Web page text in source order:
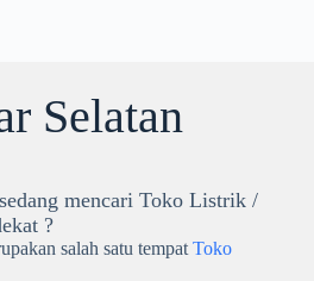
Selatan
mencari Toko Listrik /
?
salah satu tempat Toko